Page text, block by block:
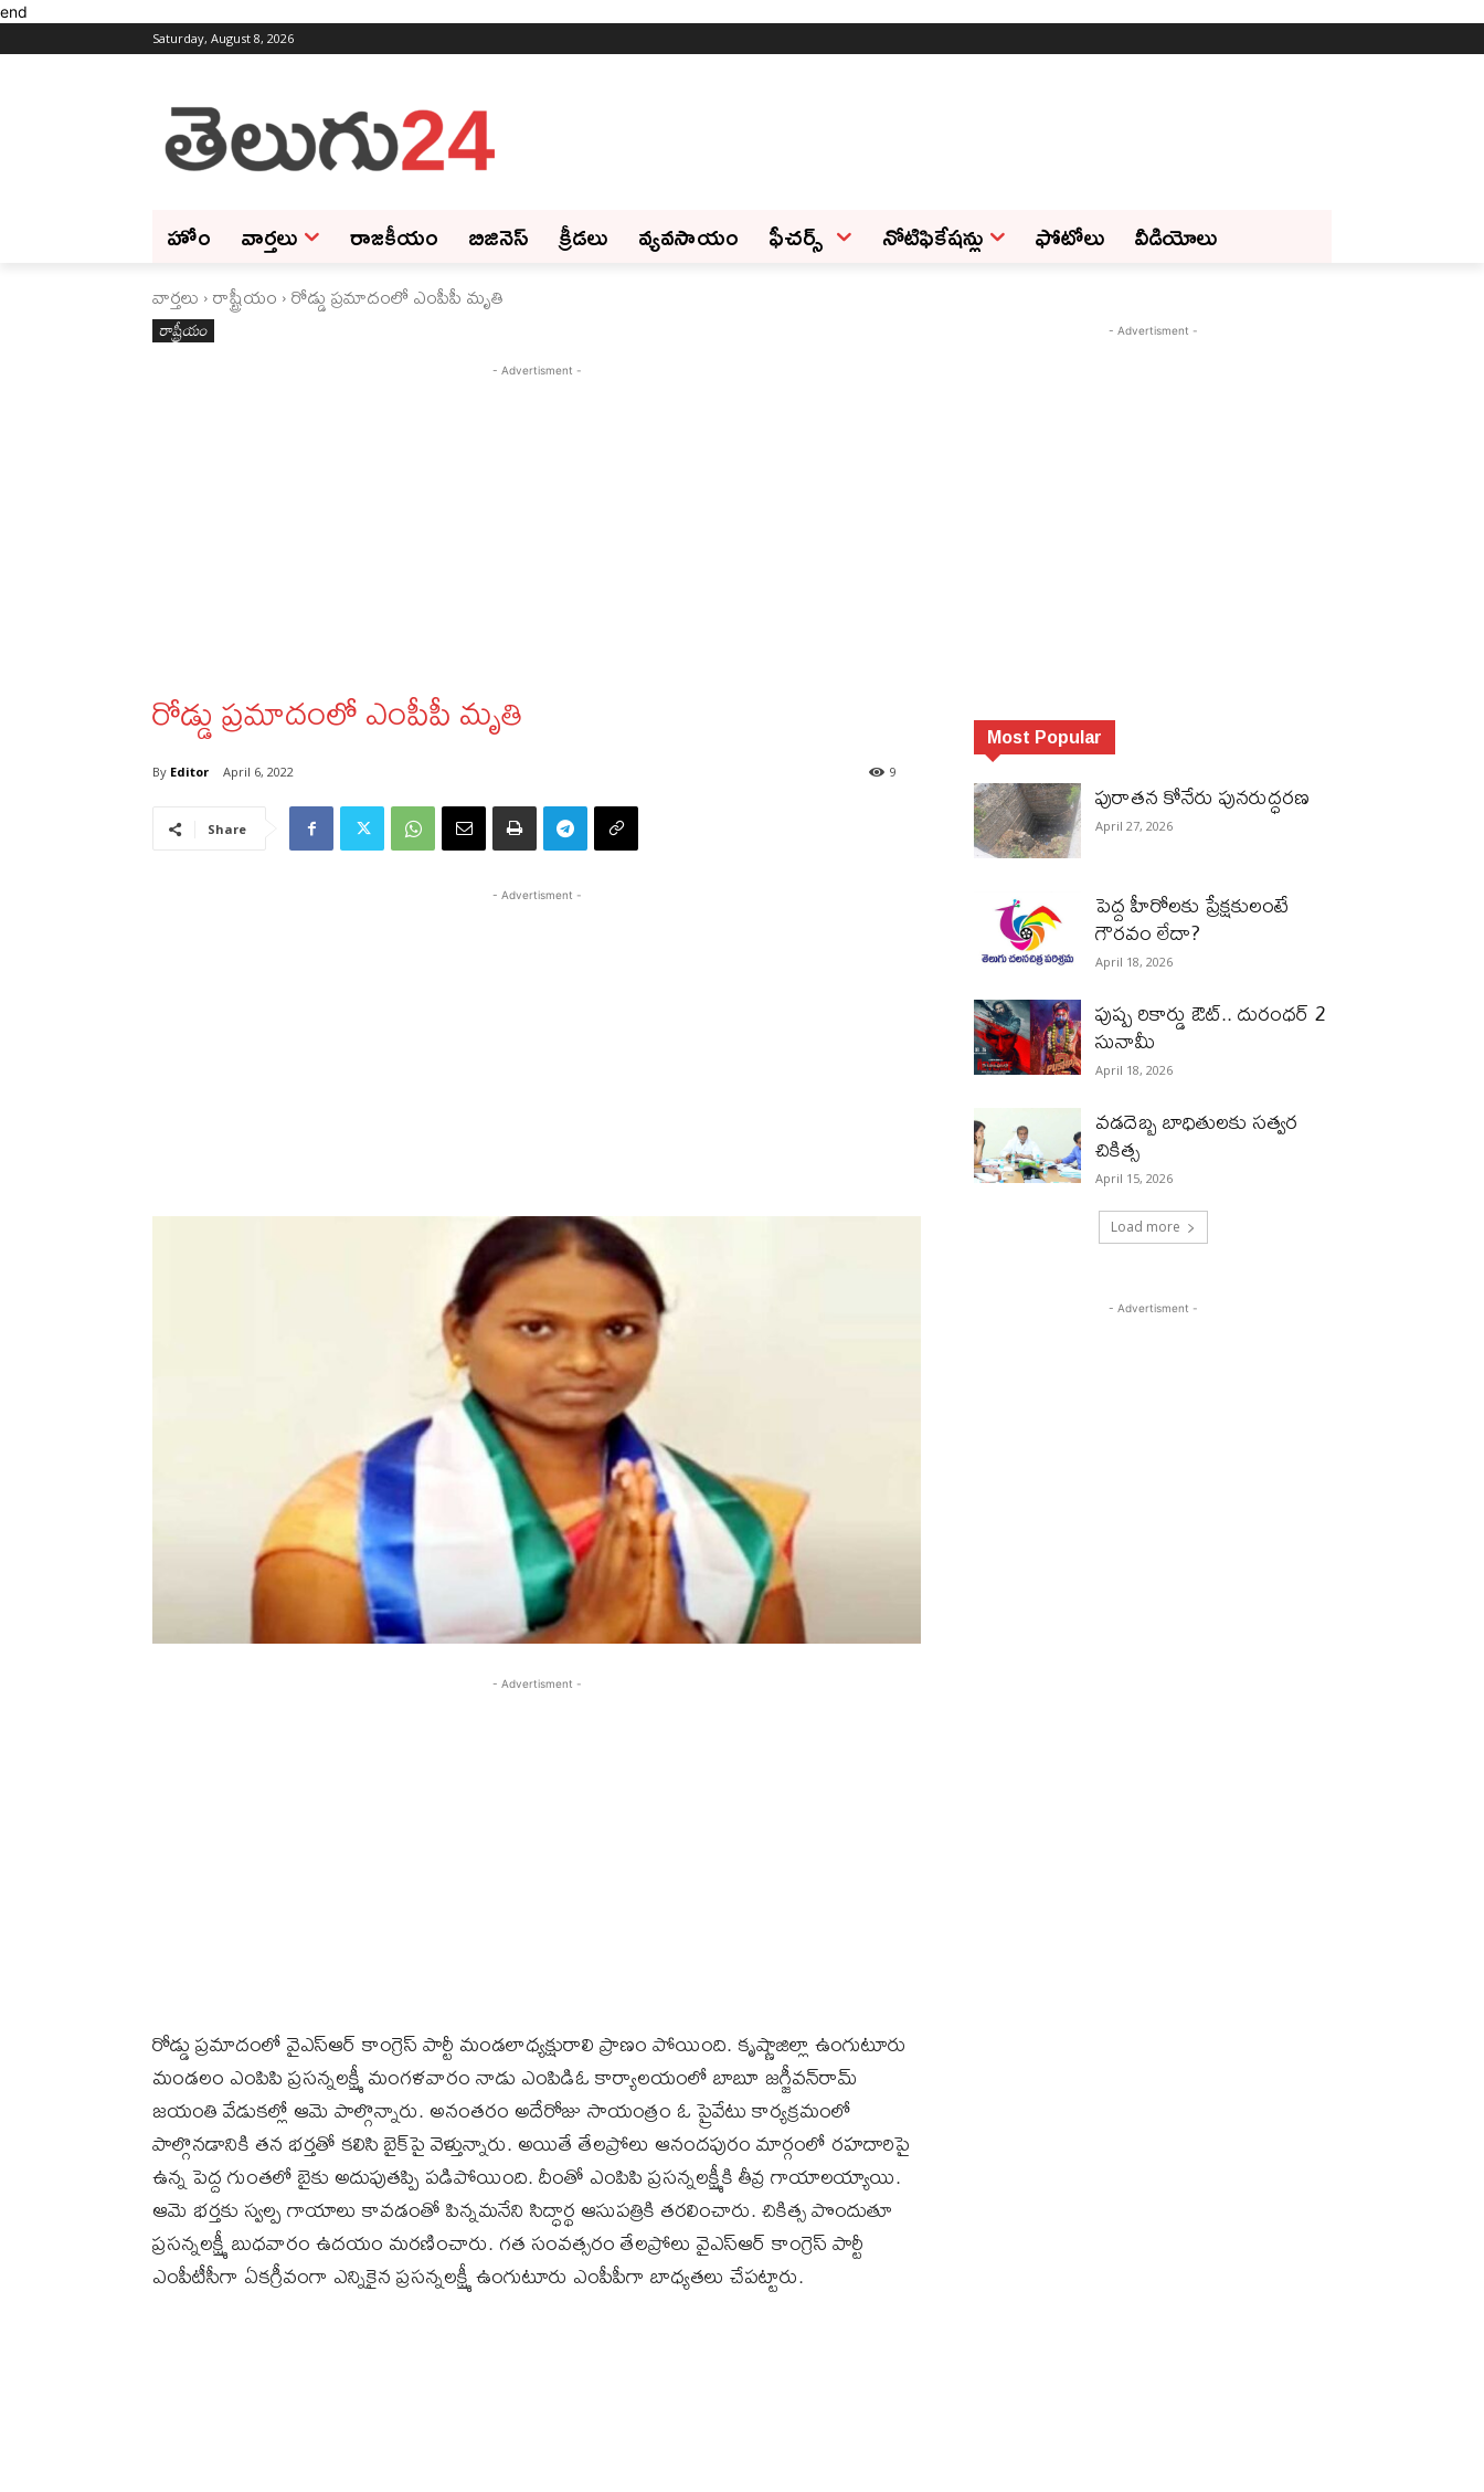
end
Saturday, August 8, 2026
హోం వార్తలు రాజకీయం బిజినెస్‌ క్రీడలు వ్యవసాయం ఫీచ‌ర్స్ ‌ నోటిఫికేషన్లు ఫోటోలు వీడియోలు
వార్తలు రాష్ట్రీయం రోడ్డు ప్రమాదంలో ఎంపీపీ మృతి
రాష్ట్రీయం
- Advertisment -
రోడ్డు ప్రమాదంలో ఎంపీపీ మృతి
By Editor April 6, 2022 9
Share
- Advertisment -
- Advertisment -
రోడ్డు ప్రమాదంలో వైఎస్‌ఆర్‌ కాంగ్రెస్‌ పార్టీ మండలాధ్యక్షురాలి ప్రాణం పోయింది. కృష్ణాజిల్లా ఉంగుటూరు
మండలం ఎంపిపి ప్రసన్నలక్ష్మీ మంగళవారం నాడు ఎంపిడిఓ కార్యాలయంలో బాబూ జగ్జీవన్‌రామ్‌
జయంతి వేడుకల్లో ఆమె పాల్గొన్నారు. అనంతరం అదేరోజు సాయంత్రం ఓ ప్రైవేటు కార్యక్రమంలో
పాల్గొనడానికి తన భర్తతో కలిసి బైక్‌పై వెళ్తున్నారు. అయితే తేలప్రోలు ఆనందపురం మార్గంలో రహదారిపై
ఉన్న పెద్ద గుంతలో బైకు అదుపుతప్పి పడిపోయింది. దీంతో ఎంపిపి ప్రసన్నలక్ష్మీకి తీవ్ర గాయాలయ్యాయి.
ఆమె భర్తకు స్వల్ప గాయాలు కావడంతో పిన్నమనేని సిద్ధార్థ ఆసుపత్రికి తరలించారు. చికిత్స పొందుతూ
ప్రసన్నలక్ష్మీ బుధవారం ఉదయం మరణించారు. గత సంవత్సరం తేలప్రోలు వైఎస్‌ఆర్‌ కాంగ్రెస్‌ పార్టీ
ఎంపీటీసీగా ఏకగ్రీవంగా ఎన్నికైన ప్రసన్నలక్ష్మీ ఉంగుటూరు ఎంపీపీగా బాధ్యతలు చేపట్టారు.
- Advertisment -
Most Popular
పురాత‌న కోనేరు పున‌రుద్ధ‌ర‌ణ
April 27, 2026
పెద్ద హీరోల‌కు ప్రేక్ష‌కులంటే
గౌర‌వం లేదా?
April 18, 2026
పుష్ప రికార్డు ఔట్‌.. దురంధ‌ర్ 2
సునామీ
April 18, 2026
వడదెబ్బ బాధితులకు సత్వర
చికిత్స
April 15, 2026
Load more
- Advertisment -